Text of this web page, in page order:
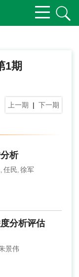
1期
上一期 | 下一期
析
, 任民, 徐军
分析评估
景伟